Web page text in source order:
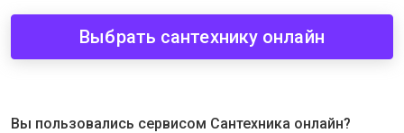
Выбрать сантехнику онлайн
Вы пользовались сервисом Сантехника онлайн?